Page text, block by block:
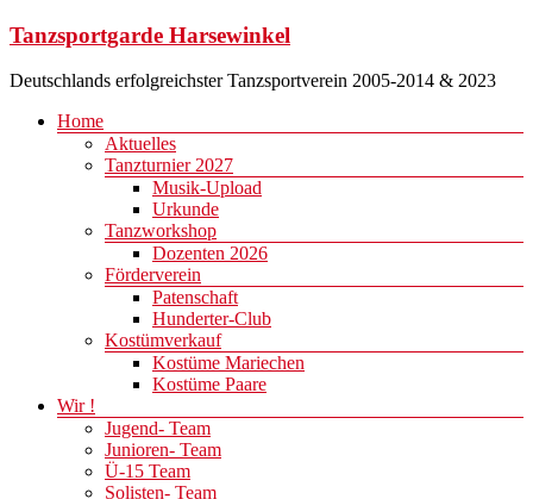
Zum
springen
Tanzsportgarde Harsewinkel
Deutschlands erfolgreichster Tanzsportverein 2005-2014 & 2023
Menü
Home
Aktuelles
Tanzturnier 2027
Musik-Upload
Urkunde
Tanzworkshop
Dozenten 2026
Förderverein
Patenschaft
Hunderter-Club
Kostümverkauf
Kostüme Mariechen
Kostüme Paare
Wir !
Jugend- Team
Junioren- Team
Ü-15 Team
Solisten- Team